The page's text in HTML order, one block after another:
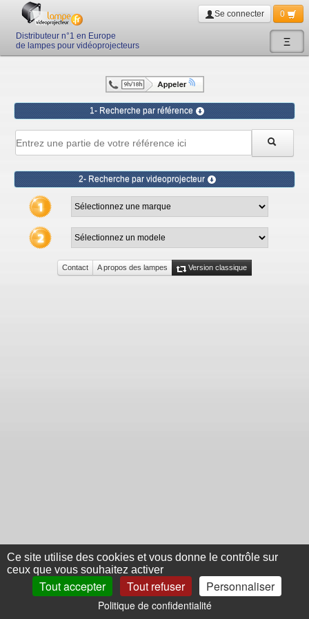
Ξ
Distributeur n°1 en Europe
de lampes pour vidéoprojecteurs
Se connecter 0
1- Recherche par référence
2- Recherche par videoprojecteur
Contact A propos des lampes Version classique
Ce site utilise des cookies et vous donne le contrôle sur
ceux que vous souhaitez activer
Tout accepter Tout refuser Personnaliser
Politique de confidentialité